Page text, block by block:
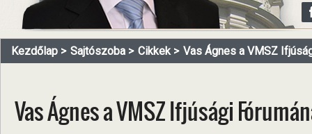
Kezdőlap Sajtószoba Cikkek Vas Ágnes a VMSZ
Vas Ágnes a VMSZ Ifjúsági